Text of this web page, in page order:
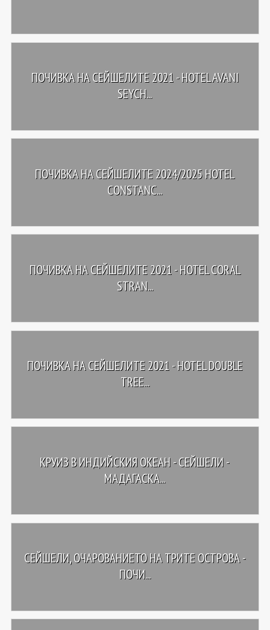
ПОЧИВКА НА СЕЙШЕЛИТЕ 2021 - HOTEL AVANI
SEYCH...
ПОЧИВКА НА СЕЙШЕЛИТЕ 2024/2025 HOTEL
CONSTANC...
ПОЧИВКА НА СЕЙШЕЛИТЕ 2021 - HOTEL CORAL
STRAN...
ПОЧИВКА НА СЕЙШЕЛИТЕ 2021 - HOTEL DOUBLE
TREE...
КРУИЗ В ИНДИЙСКИЯ ОКЕАН - СЕЙШЕЛИ -
МАДАГАСКА...
СЕЙШЕЛИ, ОЧАРОВАНИЕТО НА ТРИТЕ ОСТРОВА -
ПОЧИ...